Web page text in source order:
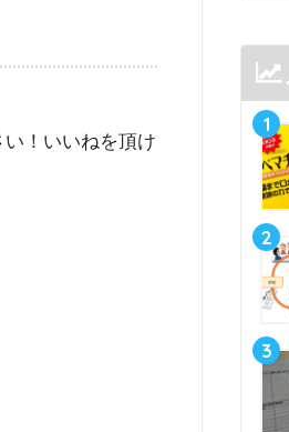
！いいねを頂け
1
2
3